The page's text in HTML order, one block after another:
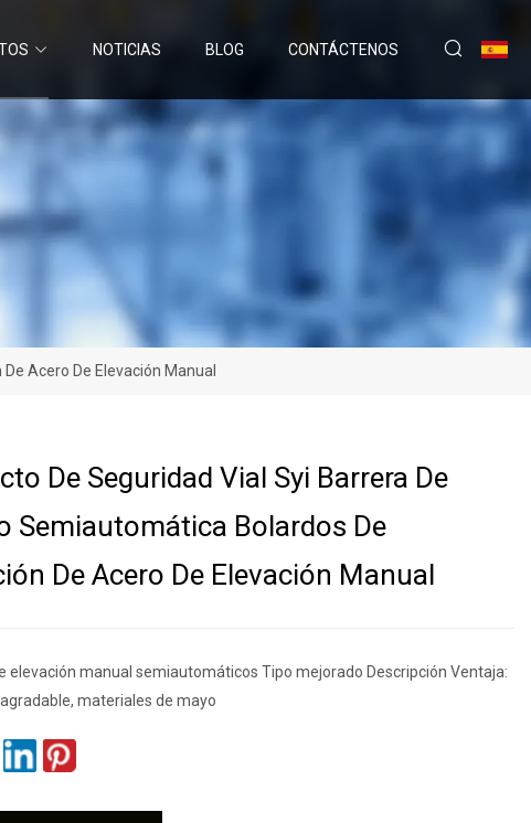
NOTICIAS BLOG CONTÁCTENOS
Acero De Elevación Manual
De Seguridad Vial Syi Barrera De
Semiautomática Bolardos De
De Acero De Elevación Manual
elevación manual semiautomáticos Tipo mejorado Descripción Ventaja:
materiales de mayo